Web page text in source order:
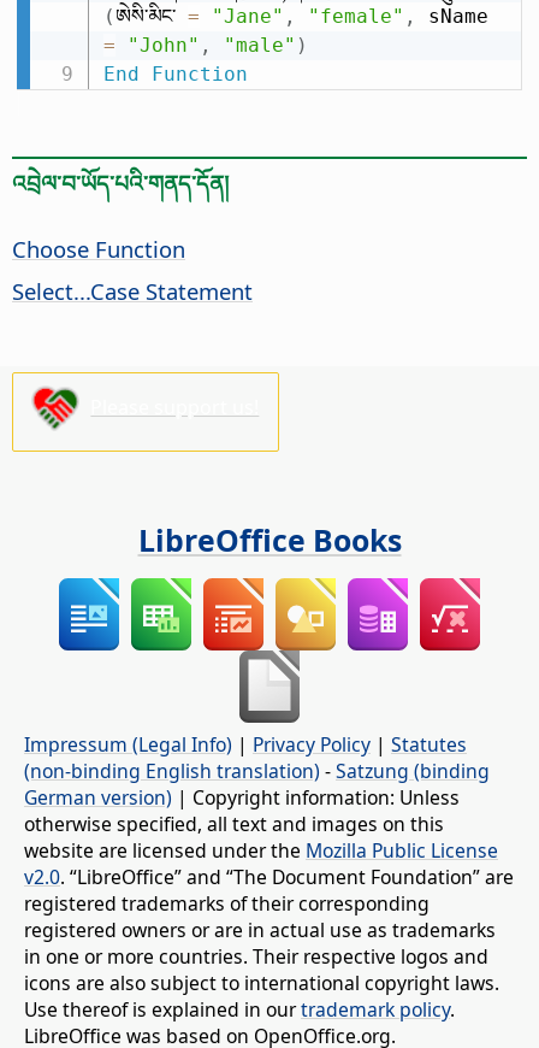
( ཨེསི་མིང་ = "Jane" , "female" ,
=
"John" , "male" )
End
Function
འབྲེལ་བ་ཡོད་པའི་གནད་དོན།
Choose Function
Select...Case Statement
LibreOffice Books
Impressum (Legal Info) | Privacy Policy | Statutes
(non-binding English translation) -Satzung (binding
German version) | Copyright information: Unless
otherwise specified, all text and images on this
website are licensed under the Mozilla Public License
v2.0. “LibreOffice” and “The Document Foundation” are
registered trademarks of their corresponding
registered owners or are in actual use as trademarks
in one or more countries. Their respective logos and
icons are also subject to international copyright laws.
Use thereof is explained in ourtrademark policy.
LibreOffice was based on OpenOffice.org.